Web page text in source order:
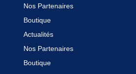
Nos Partenaires
Boutique
Actualités
Nos Partenaires
Boutique